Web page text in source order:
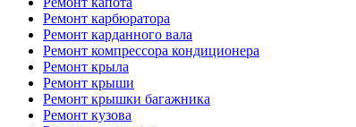
Ремонт карбюратора
Ремонт карданного вала
Ремонт компрессора кондиционера
Ремонт крыла
Ремонт крыши
Ремонт крышки багажника
Ремонт кузова